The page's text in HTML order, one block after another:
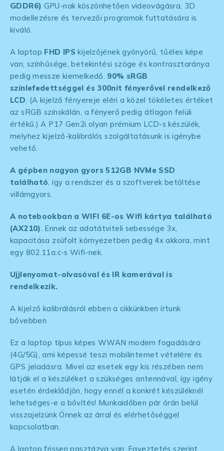
GDDR6) GPU-nak köszönhetően videovágásra, 3D
modellezésre és tervezői programok futtatására is
kiváló.
A laptop FHD IPS kijelzőjének gyönyörű, tűéles képe
van, színhűsége, betekintési szöge és kontrasztaránya
pedig messze kiemelkedő. 90% sRGB
színlefedettséggel és 300nit fényerővel rendelkező
LCD. (A kijelző fényereje eléri a közel tökéletes értéket
az sRGB színskálán, a fényerő pedig átlagon felüli
értékű.) A P17 Gen2i olyan prémium LCD-s készülék,
melyhez kijelző-kalibrálós szolgáltatásunk is igénybe
vehető.
A gépben nagyon gyors 512GB NVMe SSD
található, így a rendszer és a szoftverek betöltése
villámgyors.
A notebookban a WIFI 6E-os Wifi kártya található
(AX210). Ennek az adatátviteli sebessége 3x,
kapacitása zsúfolt környezetben pedig 4x akkora, mint
egy 802.11a.c-s Wifi-nek.
Ujjlenyomat-olvasóval és IR kamerával is
rendelkezik.
A kijelző kalibrálásról ebben a cikkünkben írtunk
bővebben
Ez a laptop típus képes WWAN modem fogadására
(4G/5G), ami képessé teszi mobilinternet vételére és
GPS jeladásra. Mivel az esetek egy kis részében nem
látják el a készüléket a szükséges antennával, így igény
esetén érdeklődjön, hogy ennél a konkrét készüléknél
lehetséges-e a bővítés! Munkaidőben pár órán belül
visszajelzünk Önnek az árral és elérhetőséggel
kapcsolatban.
A laptop frissen pasztázva van. Egyeztetés szerint